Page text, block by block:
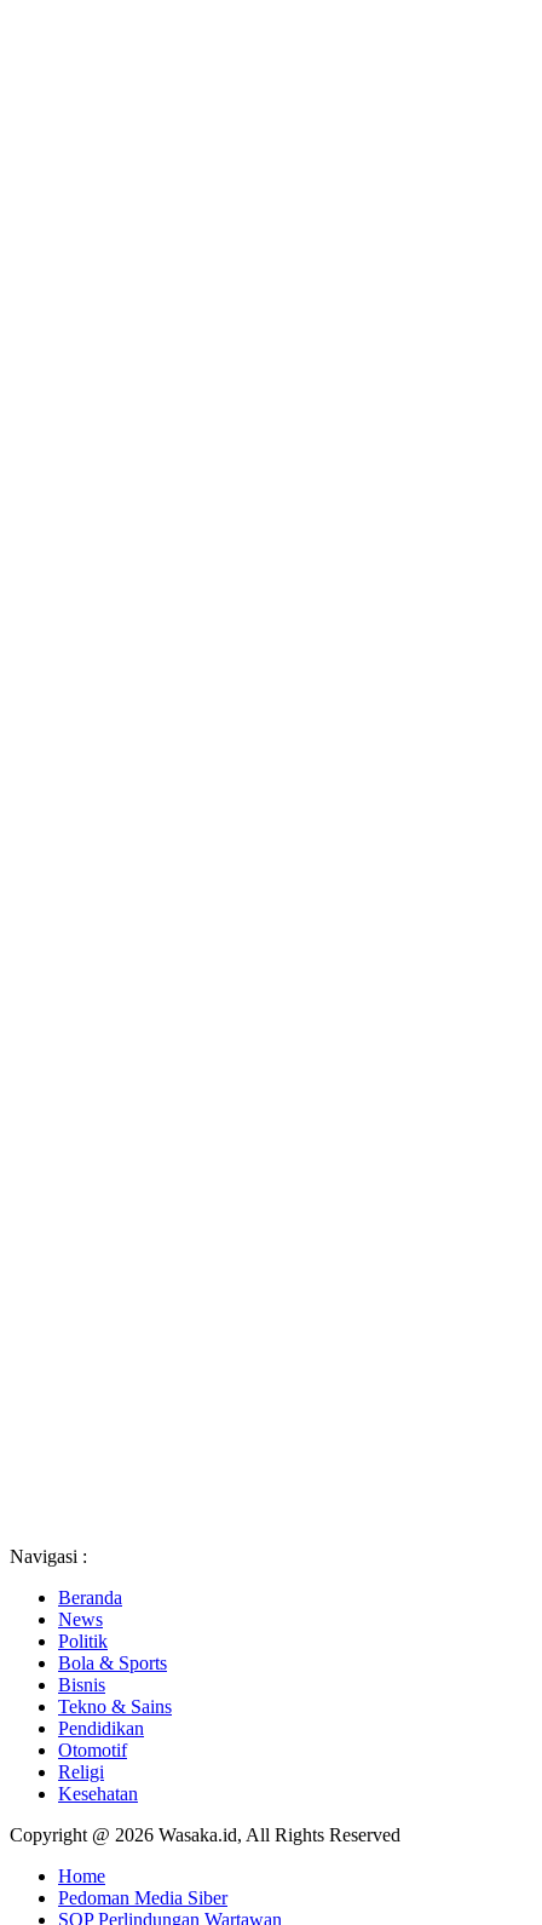
Navigasi :
Beranda
News
Politik
Bola & Sports
Bisnis
Tekno & Sains
Pendidikan
Otomotif
Religi
Kesehatan
Copyright @ 2026 Wasaka.id, All Rights Reserved
Home
Pedoman Media Siber
SOP Perlindungan Wartawan